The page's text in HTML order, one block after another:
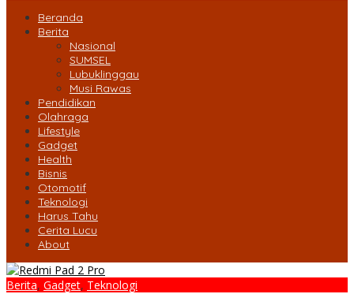
Beranda
Berita
Nasional
SUMSEL
Lubuklinggau
Musi Rawas
Pendidikan
Olahraga
Lifestyle
Gadget
Health
Bisnis
Otomotif
Teknologi
Harus Tahu
Cerita Lucu
About
Berita, Gadget, Teknologi